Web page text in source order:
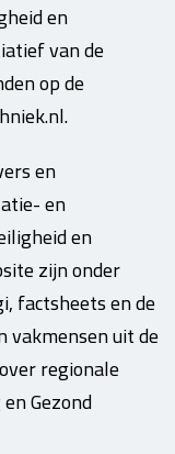
en
van de
op de
en
en
en
zijn onder
factsheets en de
vakmensen uit de
regionale
Gezond